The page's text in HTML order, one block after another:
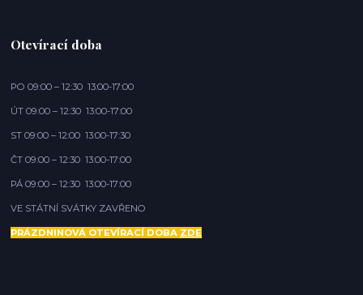
Otevírací doba
PO 09:00 – 12:30 13:00-17:00
ÚT 09:00 – 12:30 13:00-17:00
ST 09:00 – 12:00 13:00-17:30
ČT 09:00 – 12:30 13:00-17:00
PÁ 09:00 – 12:30 13:00-17:00
VE STÁTNÍ SVÁTKY ZAVŘENO
PRÁZDNINOVÁ OTEVÍRACÍ DOBA ZDE